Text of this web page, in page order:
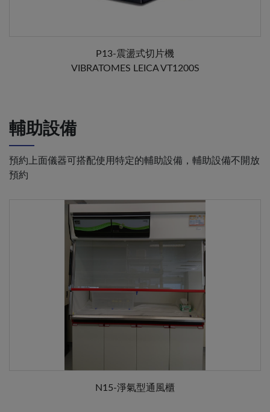
P13-震盪式切片機
VIBRATOMES LEICA VT1200S
輔助設備
預約上面儀器可搭配使用特定的輔助設備，輔助設備不開放
預約
N15-淨氣型通風櫃